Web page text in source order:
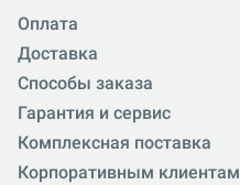
Оплата
Доставка
Способы заказа
Гарантия и сервис
Комплексная поставка
Корпоративным клиентам